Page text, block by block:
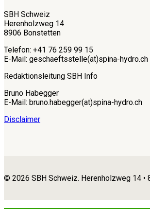
SBH Schweiz
Herenholzweg 14
8906 Bonstetten
Telefon: +41 76 259 99 15
E-Mail: geschaeftsstelle(at)spina-hydro.ch
Redaktionsleitung SBH Info
Bruno Habegger
E-Mail: bruno.habegger(at)spina-hydro.ch
Disclaimer
© 2026 SBH Schweiz. Herenholzweg 14 •